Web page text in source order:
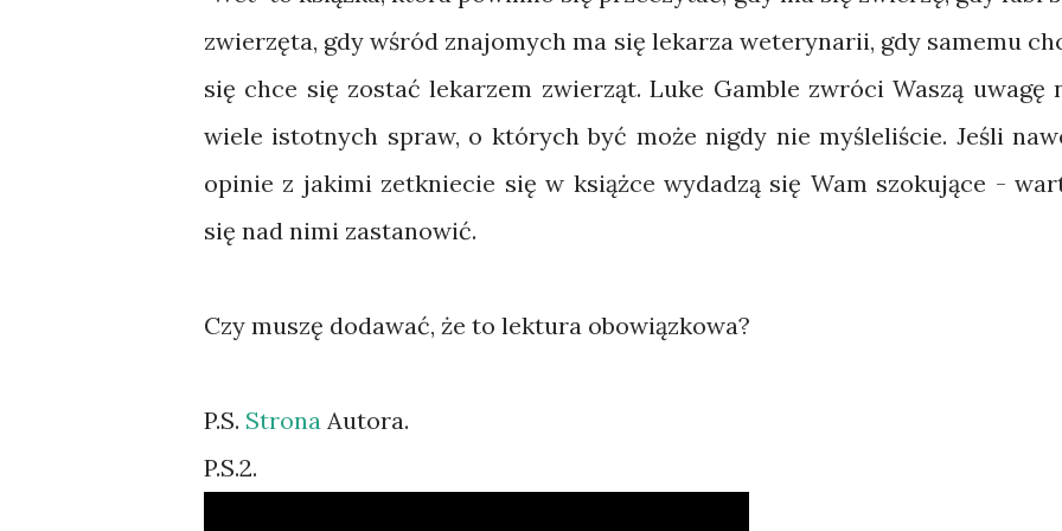
zwierzęta, gdy wśród znajomych ma się lekarza weterynarii, gdy samemu
się chce się zostać lekarzem zwierząt. Luke Gamble zwróci Waszą uwagę
wiele istotnych spraw, o których być może nigdy nie myśleliście. Jeśli
opinie z jakimi zetkniecie się w książce wydadzą się Wam szokujące -
się nad nimi zastanowić.
Czy muszę dodawać, że to lektura obowiązkowa?
P.S. Strona Autora.
P.S.2.